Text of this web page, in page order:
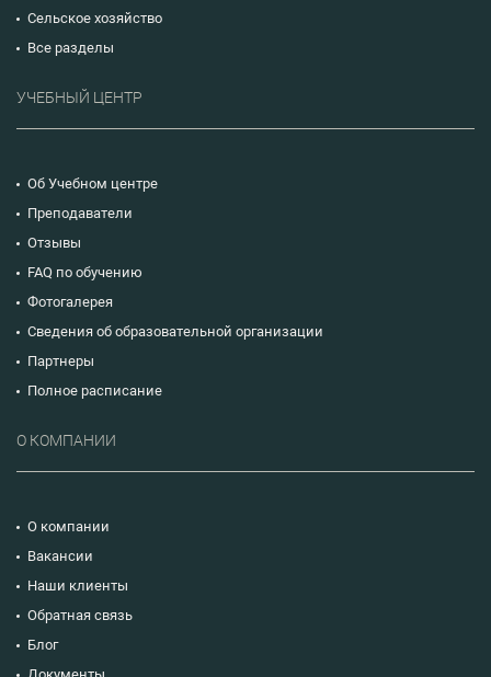
Сельское хозяйство
Все разделы
УЧЕБНЫЙ ЦЕНТР
Об Учебном центре
Преподаватели
Отзывы
FAQ по обучению
Фотогалерея
Сведения об образовательной организации
Партнеры
Полное расписание
О КОМПАНИИ
О компании
Вакансии
Наши клиенты
Обратная связь
Блог